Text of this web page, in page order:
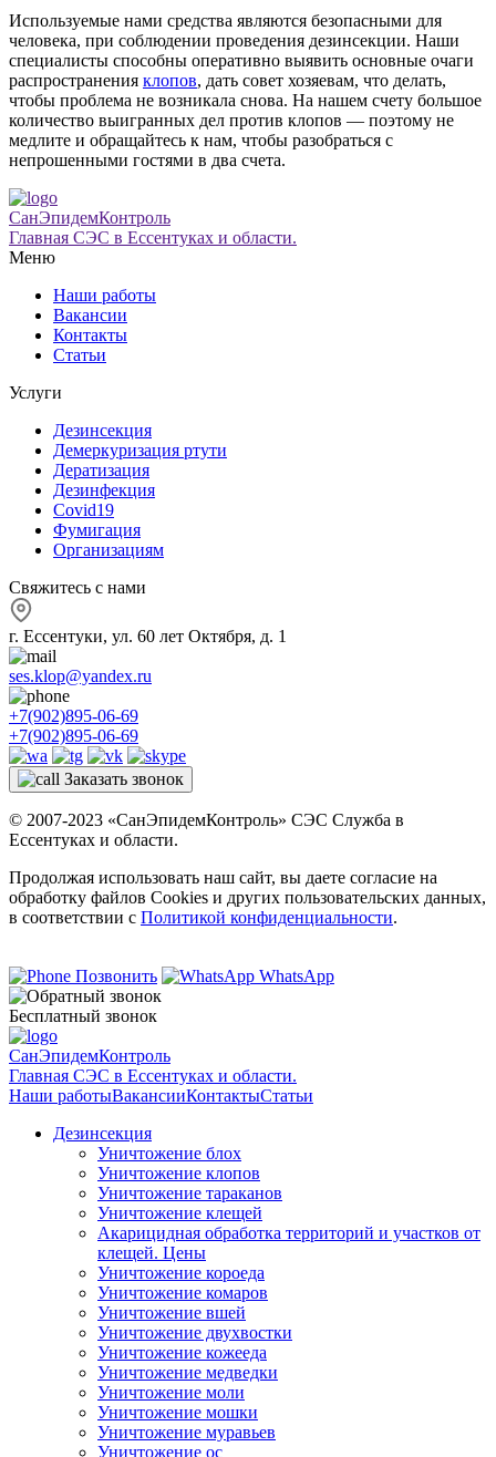
Используемые нами средства являются безопасными для
человека, при соблюдении проведения дезинсекции. Наши
специалисты способны оперативно выявить основные очаги
распространения клопов, дать совет хозяевам, что делать,
чтобы проблема не возникала снова. На нашем счету большое
количество выигранных дел против клопов — поэтому не
медлите и обращайтесь к нам, чтобы разобраться с
непрошенными гостями в два счета.
СанЭпидемКонтроль
Главная СЭС в Ессентуках и области.
Меню
Наши работы
Вакансии
Контакты
Статьи
Услуги
Дезинсекция
Демеркуризация ртути
Дератизация
Дезинфекция
Covid19
Фумигация
Организациям
Свяжитесь с нами
г. Ессентуки, ул. 60 лет Октября, д. 1
ses.klop@yandex.ru
+7(902)895-06-69
+7(902)895-06-69
Заказать звонок
© 2007-2023 «СанЭпидемКонтроль» СЭС Служба в
Ессентуках и области.
Продолжая использовать наш сайт, вы даете согласие на
обработку файлов Cookies и других пользовательских данных,
в соответствии с Политикой конфиденциальности.
Позвонить WhatsApp
Бесплатный звонок
СанЭпидемКонтроль
Главная СЭС в Ессентуках и области.
Наши работыВакансииКонтактыСтатьи
Дезинсекция
Уничтожение блох
Уничтожение клопов
Уничтожение тараканов
Уничтожение клещей
Акарицидная обработка территорий и участков от
клещей. Цены
Уничтожение короеда
Уничтожение комаров
Уничтожение вшей
Уничтожение двухвостки
Уничтожение кожееда
Уничтожение медведки
Уничтожение моли
Уничтожение мошки
Уничтожение муравьев
Уничтожение ос